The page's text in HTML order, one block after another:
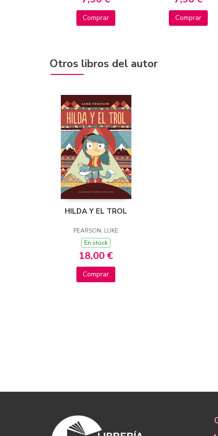
Comprar Comprar
Otros libros del autor
HILDA Y EL TROL
PEARSON, LUKE
En stock
18,00 €
Comprar